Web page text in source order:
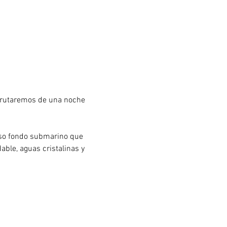
de una noche
fondo submarino que
aguas cristalinas y